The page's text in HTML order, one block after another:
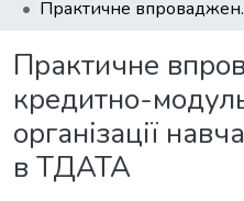
Практичне
Практичне
кредитно-
організації
в ТДАТА